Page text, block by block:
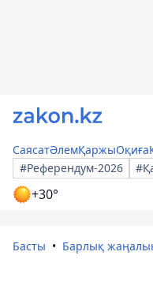
СаясатӘлемҚаржыОқиға
#Референдум-2026
+30°
Басты Барлық